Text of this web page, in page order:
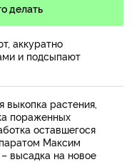
делать
аккуратно
и подсыпают
выкопка растения,
пораженных
оставшегося
Максим
высадка на новое